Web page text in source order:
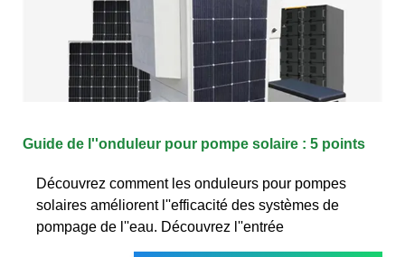
Guide de l''onduleur pour pompe solaire : 5 points
Découvrez comment les onduleurs pour pompes
solaires améliorent l''efficacité des systèmes de
pompage de l''eau. Découvrez l''entrée